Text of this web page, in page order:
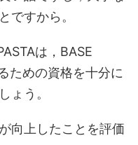
ですから。
は，BASE
ための資格を十分に
ょう。
向上したことを評価